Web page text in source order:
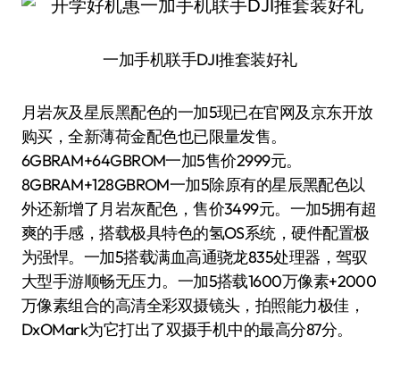
一加手机联手DJI推套装好礼
月岩灰及星辰黑配色的一加5现已在官网及京东开放
购买，全新薄荷金配色也已限量发售。
6GBRAM+64GBROM一加5售价2999元。
8GBRAM+128GBROM一加5除原有的星辰黑配色以
外还新增了月岩灰配色，售价3499元。一加5拥有超
爽的手感，搭载极具特色的氢OS系统，硬件配置极
为强悍。一加5搭载满血高通骁龙835处理器，驾驭
大型手游顺畅无压力。一加5搭载1600万像素+2000
万像素组合的高清全彩双摄镜头，拍照能力极佳，
DxOMark为它打出了双摄手机中的最高分87分。